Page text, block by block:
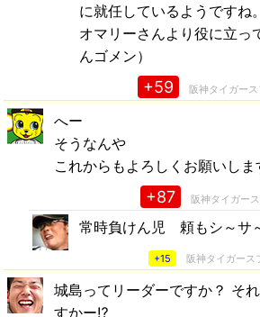
に就任しているようですね。
オマリーさんより役に立っ
んゴメン）
+59 阪神タイガース
へー
そうなんや
これからもよろしくお願いしま
+87 阪神タイガース
常時負けん児 頼もシ～サ
+15 阪神タイガース
城島ってリーダーですか？ そ
すかー⁉